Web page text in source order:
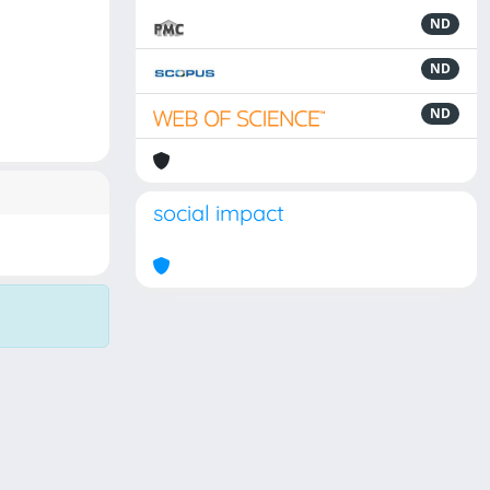
ND
ND
ND
social impact